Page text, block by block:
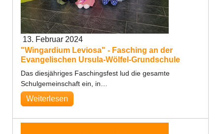
13. Februar 2024
"Wingardium Leviosa" - Fasching an der
Evangelischen Ursula-Wölfel-Grundschule
Das diesjähriges Faschingsfest lud die gesamte
Schulgemeinschaft ein, in…
Weiterlesen